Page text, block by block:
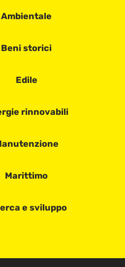
Ambientale
Beni storici
Edile
rinnovabili
Marittimo
e sviluppo